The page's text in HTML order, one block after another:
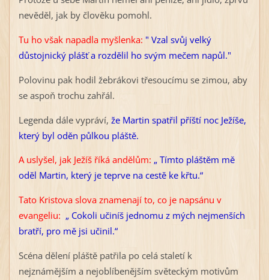
nevěděl, jak by člověku pomohl.
Tu ho však napadla myšlenka: " Vzal svůj velký
důstojnický plášť a rozdělil ho svým mečem napůl."
Polovinu pak hodil žebrákovi třesoucímu se zimou, aby
se aspoň trochu zahřál.
Legenda dále vypráví, že Martin spatřil příští noc Ježíše,
který byl oděn půlkou pláště.
A uslyšel, jak Ježíš říká andělům: „ Tímto pláštěm mě
oděl Martin, který je teprve na cestě ke křtu.“
Tato Kristova slova znamenají to, co je napsánu v
evangeliu: „ Cokoli učiníš jednomu z mých nejmenších
bratří, pro mě jsi učinil.“
Scéna dělení pláště patřila po celá staletí k
nejznámějším a nejoblíbenějším světeckým motivům